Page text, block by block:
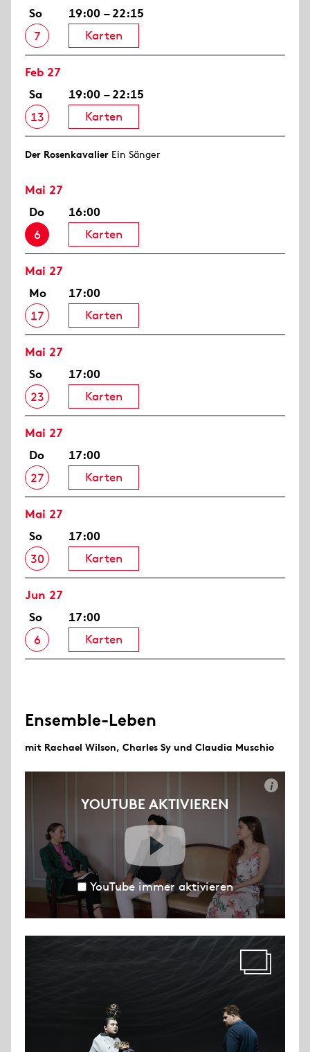
So
7
19:00 – 22:15
Karten
Feb 27
Sa
13
19:00 – 22:15
Karten
Der Rosen­kavalier Ein Sänger
Mai 27
Do
6
16:00
Karten
Mai 27
Mo
17
17:00
Karten
Mai 27
So
23
17:00
Karten
Mai 27
Do
27
17:00
Karten
Mai 27
So
30
17:00
Karten
Jun 27
So
6
17:00
Karten
Ensemble-Leben
mit Rachael Wilson, Charles Sy und Claudia Muschio
YOUTUBE AKTIVIEREN
i
YouTube immer aktivieren